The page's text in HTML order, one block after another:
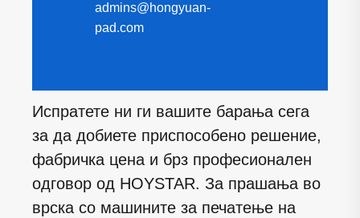
admins@hongyuan-
pad.com
Испратете ни ги вашите барања сега
за да добиете приспособено решение,
фабричка цена и брз професионален
одговор од HOYSTAR. За прашања во
врска со машините за печатење на